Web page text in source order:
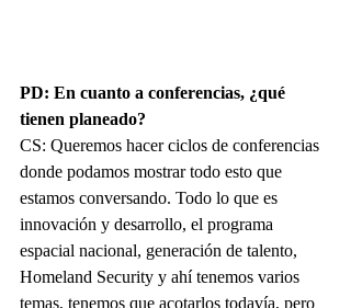
PD: En cuanto a conferencias, ¿qué
tienen planeado?
CS: Queremos hacer ciclos de conferencias
donde podamos mostrar todo esto que
estamos conversando. Todo lo que es
innovación y desarrollo, el programa
espacial nacional, generación de talento,
Homeland Security y ahí tenemos varios
temas, tenemos que acotarlos todavía, pero